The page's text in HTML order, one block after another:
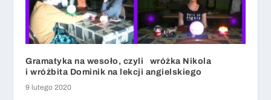
Gramatyka na wesoło, czyli wróżka Nikola
i wróżbita Dominik na lekcji angielskiego
9 lutego 2020